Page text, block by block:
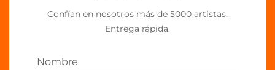
Confían en nosotros más de 5000 artistas.
Entrega rápida.
Nombre